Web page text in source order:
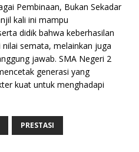
Pembinaan, Bukan Sekadar
kali ini mampu
didik bahwa keberhasilan
semata, melainkan juga
jawab. SMA Negeri 2
generasi yang
kuat untuk menghadapi
PRESTASI